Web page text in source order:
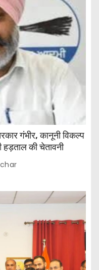
गंभीर, कानूनी विकल्प
हड़ताल की चेतावनी